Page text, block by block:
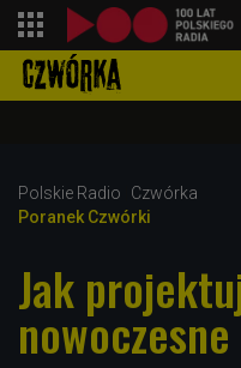
Polskie Radio
Czwórka
Poranek Czwórki
Jak